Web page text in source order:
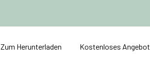
Zum Herunterladen Kostenloses Angebot